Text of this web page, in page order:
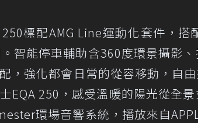
250標配AMG Line運動化套件，
智能停車輔助含360度環景攝影
，強化都會日常的從容移動，自
EQA 250，感受溫暖的陽光從全
環場音響系統，播放來自